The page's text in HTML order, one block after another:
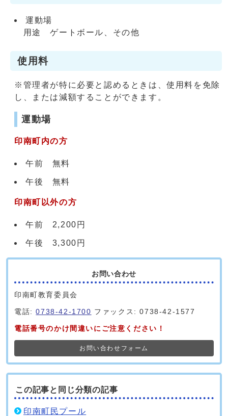
運動場
用途 ゲートボール、その他
使用料
※管理者が特に必要と認めるときは、使用料を免除
し、または減額することができます。
運動場
印南町内の方
午前 無料
午後 無料
印南町以外の方
午前 2,200円
午後 3,300円
お問い合わせ
印南町教育委員会
電話:0738-42-1700 ファックス: 0738-42-1577
電話番号のかけ間違いにご注意ください！
お問い合わせフォーム
この記事と同じ分類の記事
印南町民プール